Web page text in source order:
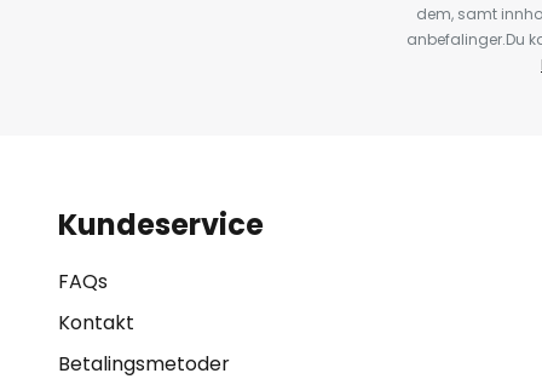
dem, samt
anbefalinger.Du
Kundeservice
FAQs
Kontakt
Betalingsmetoder